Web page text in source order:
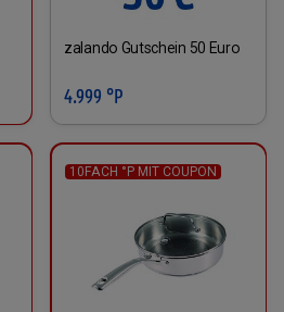
zalando Gutschein 50 Euro
4.999 °P
10FACH °P MIT COUPON